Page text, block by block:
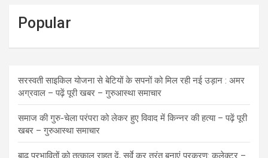
Popular
सरस्वती साइकिल योजना से बेटियों के सपनों को मिल रही नई उड़ान : अमर
अग्रवाल – पढ़ें पूरी खबर – गुरुआस्था समाचार
समाज की गुरु-चेला परंपरा को लेकर हुए विवाद में किन्नर की हत्या – पढ़ें पूरी
खबर – गुरुआस्था समाचार
बाढ़ प्रभावितों को तत्काल राहत दें, सर्वे कर तुरंत बनाएं प्रकरण: कलेक्टर –